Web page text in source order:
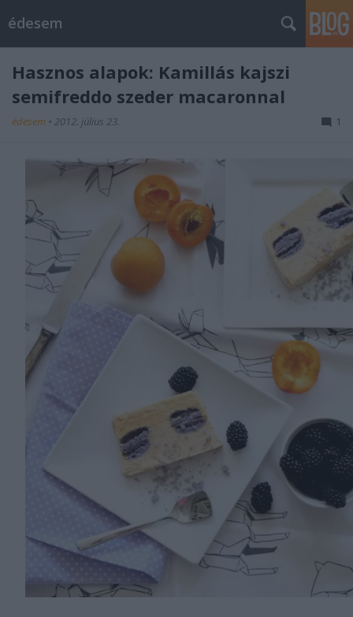
édesem
Hasznos alapok: Kamillás kajszi
semifreddo szeder macaronnal
édesem • 2012. július 23. 1